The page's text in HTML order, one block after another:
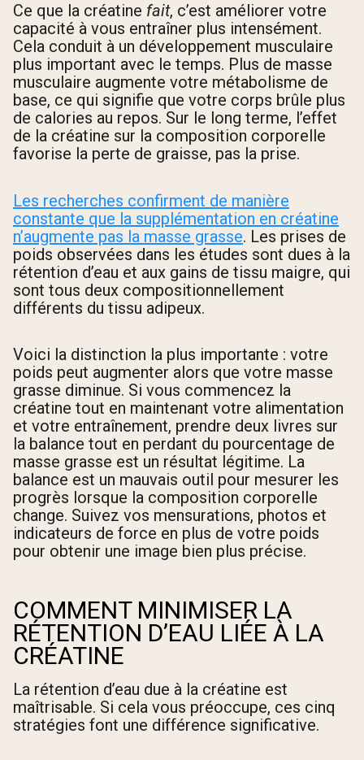
Ce que la créatine fait, c’est améliorer votre
capacité à vous entraîner plus intensément.
Cela conduit à un développement musculaire
plus important avec le temps. Plus de masse
musculaire augmente votre métabolisme de
base, ce qui signifie que votre corps brûle plus
de calories au repos. Sur le long terme, l’effet
de la créatine sur la composition corporelle
favorise la perte de graisse, pas la prise.
Les recherches confirment de manière
constante que la supplémentation en créatine
n’augmente pas la masse grasse. Les prises de
poids observées dans les études sont dues à la
rétention d’eau et aux gains de tissu maigre, qui
sont tous deux compositionnellement
différents du tissu adipeux.
Voici la distinction la plus importante : votre
poids peut augmenter alors que votre masse
grasse diminue. Si vous commencez la
créatine tout en maintenant votre alimentation
et votre entraînement, prendre deux livres sur
la balance tout en perdant du pourcentage de
masse grasse est un résultat légitime. La
balance est un mauvais outil pour mesurer les
progrès lorsque la composition corporelle
change. Suivez vos mensurations, photos et
indicateurs de force en plus de votre poids
pour obtenir une image bien plus précise.
COMMENT MINIMISER LA
RÉTENTION D’EAU LIÉE À LA
CRÉATINE
La rétention d’eau due à la créatine est
maîtrisable. Si cela vous préoccupe, ces cinq
stratégies font une différence significative.